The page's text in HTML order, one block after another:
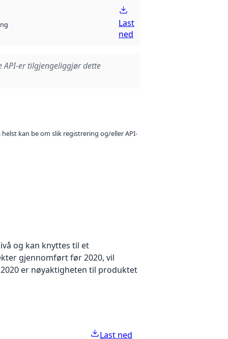
Last
ned
API-er tilgjengeliggjør dette
kan be om slik registrering og/eller API-
og kan knyttes til et
gjennomført før 2020, vil
er nøyaktigheten til produktet
Last ned